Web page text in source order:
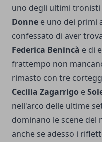
uno degli ultimi tronisti
Donne e uno dei primi
confessato di aver
Federica Benincà e di
frattempo non
rimasto con tre
Cecilia Zagarrigo e
nell'arco delle ultime
dominano le scene del
anche se adesso i